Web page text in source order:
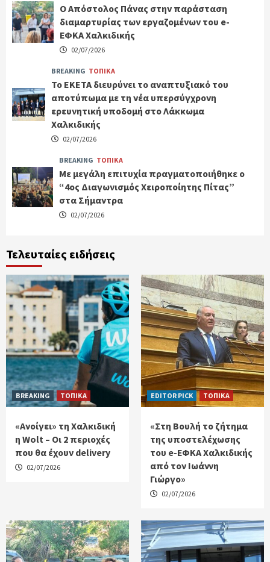
Ο Απόστολος Πάνας στην παράσταση
διαμαρτυρίας των εργαζομένων του e-
ΕΦΚΑ Χαλκιδικής
02/07/2026
BREAKING ΤΟΠΙΚΑ
Το ΕΚΕΤΑ διευρύνει το αναπτυξιακό του
αποτύπωμα με τη νέα υπερσύγχρονη
ερευνητική υποδομή στο Λάκκωμα
Χαλκιδικής
02/07/2026
BREAKING ΤΟΠΙΚΑ
Με μεγάλη επιτυχία πραγματοποιήθηκε ο
“4ος Διαγωνισμός Χειροποίητης Πίτας”
στα Σήμαντρα
02/07/2026
Τελευταίες ειδήσεις
BREAKING ΤΟΠΙΚΑ
«Ανοίγει» τη Χαλκιδική
η Wolt – Οι 2 περιοχές
που θα έχουν delivery
02/07/2026
EDITOR PICK ΤΟΠΙΚΑ
«Στη Βουλή το ζήτημα
της υποστελέχωσης
του e-ΕΦΚΑ Χαλκιδικής
από τον Ιωάννη
Γιώργο»
02/07/2026